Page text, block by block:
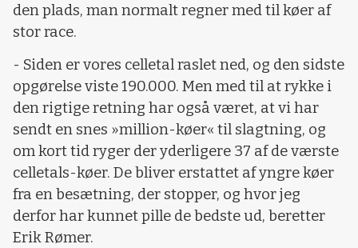
den plads, man normalt regner med til køer af
stor race.
- Siden er vores celletal raslet ned, og den sidste
opgørelse viste 190.000. Men med til at rykke i
den rigtige retning har også været, at vi har
sendt en snes »million-køer« til slagtning, og
om kort tid ryger der yderligere 37 af de værste
celletals-køer. De bliver erstattet af yngre køer
fra en besætning, der stopper, og hvor jeg
derfor har kunnet pille de bedste ud, beretter
Erik Rømer.